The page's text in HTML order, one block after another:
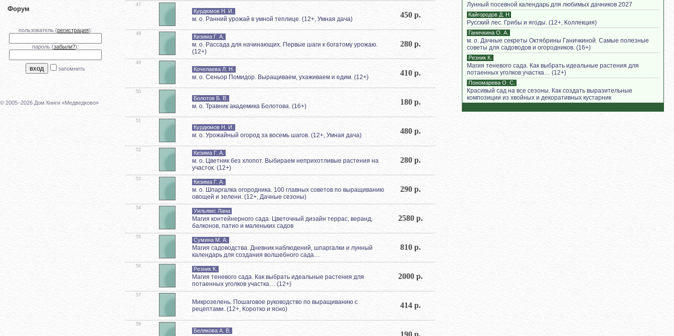
Форум
пользователь (регистрация):
пароль (забыли?):
запомнить
© 2005–2026 Дом Книги «Медведково»
47
Курдюмов Н. И.
м. о. Ранний урожай в умной теплице. (12+, Умная дача) 450 р.
48 Кизима Г. А.
м. о. Рассада для начинающих. Первые шаги к богатому урожаю.
(12+)
280 р.
49
Кочелаева Л. Н.
м. о. Сеньор Помидор. Выращиваем, ухаживаем и едим. (12+) 410 р.
50
Болотов Б. В.
м. о. Травник академика Болотова. (16+) 180 р.
51
Курдюмов Н. И.
м. о. Урожайный огород за восемь шагов. (12+, Умная дача) 480 р.
52 Кизима Г. А.
м. о. Цветник без хлопот. Выбираем неприхотливые растения на
участок. (12+)
280 р.
53 Кизима Г. А.
м. о. Шпаргалка огородника. 100 главных советов по выращиванию
овощей и зелени. (12+, Дачные сезоны)
290 р.
54 Уильямс Лана
Магия контейнерного сада. Цветочный дизайн террас, веранд,
балконов, патио и маленьких садов
2580 р.
55 Сумина М. А.
Магия садоводства. Дневник наблюдений, шпаргалки и лунный
календарь для создания волшебного сада…
810 р.
56 Резник К.
Магия теневого сада. Как выбрать идеальные растения для
потаенных уголков участка… (12+)
2000 р.
57
Микрозелень. Пошаговое руководство по выращиванию с
рецептами. (12+, Коротко и ясно)
414 р.
58
Белякова А. В. 190 р.
Лунный посевной календарь для любимых дачников 2027
Кайгородов Д. Н
Русский лес. Грибы и ягоды. (12+, Коллекция)
Ганичкина О. А.
м. о. Дачные секреты Октябрины Ганичкиной. Самые полезные
советы для садоводов и огородников. (16+)
Резник К.
Магия теневого сада. Как выбрать идеальные растения для
потаенных уголков участка… (12+)
Пономарева О. С.
Красивый сад на все сезоны. Как создать выразительные
композиции из хвойных и декоративных кустарник